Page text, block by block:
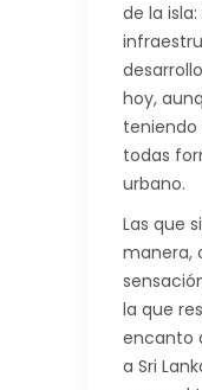
de la
hoy,
todas
urbano.
Las que
manera,
la que
encanto
a Sri